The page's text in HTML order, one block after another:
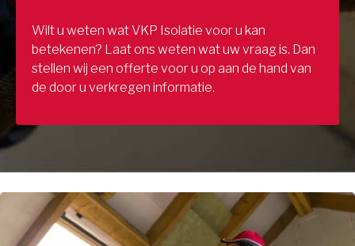
Wilt u weten wat VKP Isolatie voor u kan
betekenen? Laat ons weten wat uw vraag is. Dan
stellen wij een offerte voor u op aan de hand van
de door u verkregen informatie.